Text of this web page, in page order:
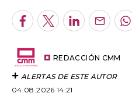
Facebook
TwitterLinkedInEnviar
REDACCIÓN CMM
ALERTAS DE ESTE AUTOR
04.08.2026 14:21